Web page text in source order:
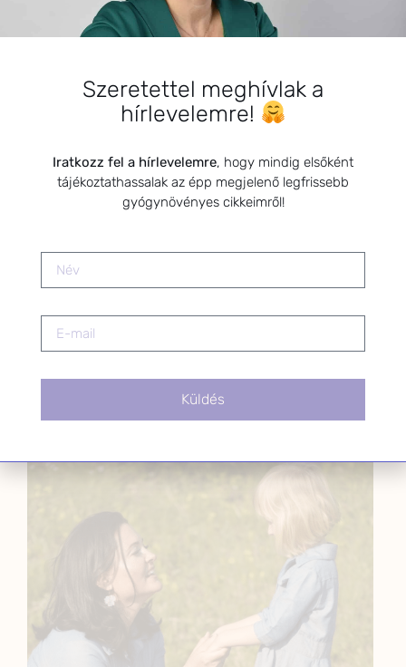
Depresszió kezelése természetes
módszerekkel
Emésztőrendszerünk védelme
A csodatévő hagymák
Longevity – Gyógynövény
használat a KÉK ZÓNÁKban
SZARVAS NIKI
Szeretettel meghívlak a
hírlevelemre!
Iratkozz fel a hírlevelemre, hogy mindig elsőként
tájékoztathassalak az épp megjelenő legfrissebb
gyógynövényes cikkeimről!
Küldés